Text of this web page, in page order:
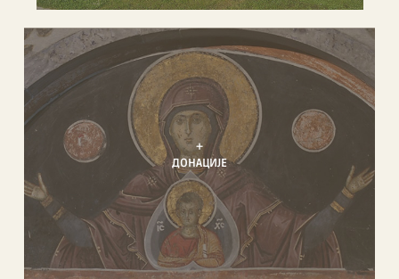
+
ДОНАЦИЈЕ